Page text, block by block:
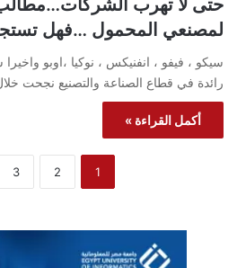
حتى لا تهرب
لمصنعي المحمول …فهل
سيكو ، فيفو ، انفنيكس ، نوكيا ،اوبو
رائدة في قطاع الصناعة والتصنيع نجحت
أكمل القراءة »
1
2
3